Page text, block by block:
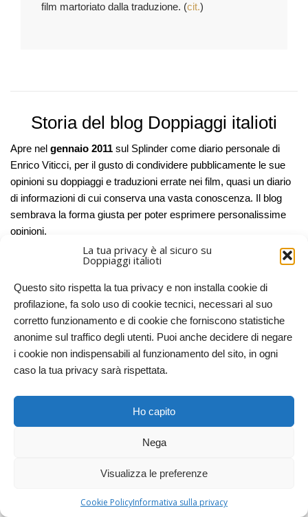
La tua privacy è al sicuro su
Doppiaggi italioti
Questo sito rispetta la tua privacy e non installa cookie di
profilazione, fa solo uso di cookie tecnici, necessari al suo
corretto funzionamento e di cookie che forniscono statistiche
anonime sul traffico degli utenti. Puoi anche decidere di negare
i cookie non indispensabili al funzionamento del sito, in ogni
caso la tua privacy sarà rispettata.
Ho capito
Nega
Visualizza le preferenze
Cookie PolicyInformativa sulla privacy
film martoriato dalla traduzione. (cit.)
Storia del blog Doppiaggi italioti
Apre nel gennaio 2011 sul Splinder come diario personale di
Enrico Viticci, per il gusto di condividere pubblicamente le sue
opinioni su doppiaggi e traduzioni errate nei film, quasi un diario
di informazioni di cui conserva una vasta conoscenza. Il blog
sembrava la forma giusta per poter esprimere personalissime
opinioni.
novembre 2011avviene il trasferimento alla piattaforma
aveva accumulato più di 11.000 visite ed un notevole numero
(notevole per l’argomento trattato) di lettori affezionati.
Nelnovembre 2014 , oltre che a pubblicare articoli sul blog,
l’autore ha cominciato a produrre anche contenuti video di
“svago cinematografico”, slegati dall’argomento principale del
nicchia. L’idea originale consisteva nella realizzazione di una
serie dedicata al doppiaggio ma purtroppo la situazione con i
copyright su YouTube si è rivelata subito troppo ostica e così il
I videocommentatori“) basata su commenti
Non comprate quel biglietto“).